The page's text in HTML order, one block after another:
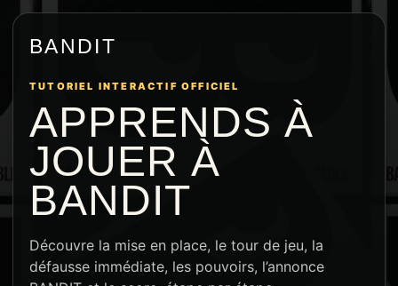
BANDIT
TUTORIEL INTERACTIF OFFICIEL
APPRENDS À
JOUER À
BANDIT
Découvre la mise en place, le tour de jeu, la
défausse immédiate, les pouvoirs, l’annonce